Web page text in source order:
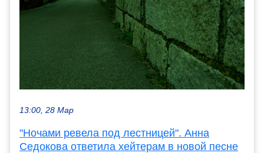
13:00, 28 Мар
"Ночами ревела под лестницей". Анна
Седокова ответила хейтерам в новой песне